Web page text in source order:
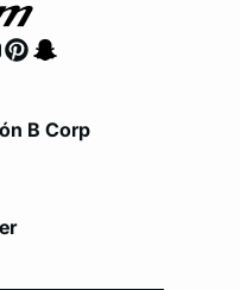
B Corp